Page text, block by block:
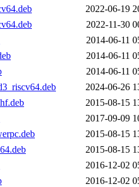
2022-06-19
2022-11-30
2014-06-11
2014-06-11
2014-06-11
2024-06-26
2015-08-15
2017-09-09
2015-08-15
2015-08-15
2016-12-02
2016-12-02